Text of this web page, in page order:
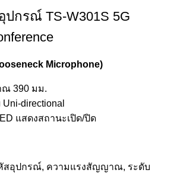
ปกรณ์ TS-W301S 5G
Microphone)
ณ 390 มม.
directional
แสดงสถานะเปิด/ปิด
สอุปกรณ์, ความแรงสัญญาณ, ระดับ